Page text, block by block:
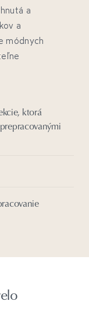
a
a
módnych
ktorá